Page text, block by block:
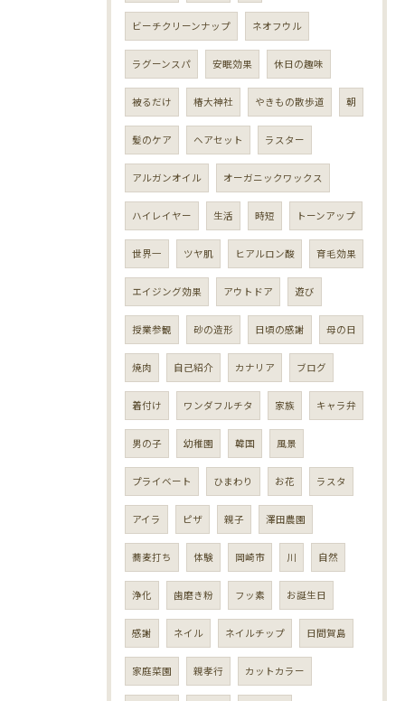
ビーチクリーンナップ ネオフウル
ラグーンスパ 安眠効果 休日の趣味
被るだけ 椿大神社 やきもの散歩道 朝
髪のケア ヘアセット ラスター
アルガンオイル オーガニックワックス
ハイレイヤー 生活 時短 トーンアップ
世界一 ツヤ肌 ヒアルロン酸 育毛効果
エイジング効果 アウトドア 遊び
授業参観 砂の造形 日頃の感謝 母の日
焼肉 自己紹介 カナリア ブログ
着付け ワンダフルチタ 家族 キャラ弁
男の子 幼稚園 韓国 風景
プライベート ひまわり お花 ラスタ
アイラ ピザ 親子 澤田農園
蕎麦打ち 体験 岡崎市 川 自然
浄化 歯磨き粉 フッ素 お誕生日
感謝 ネイル ネイルチップ 日間賀島
家庭菜園 親孝行 カットカラー